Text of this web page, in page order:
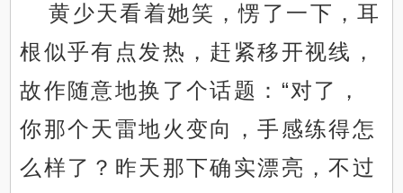
黄少天看着她笑，愣了一下，耳
根似乎有点发热，赶紧移开视线，
故作随意地换了个话题：“对了，
你那个天雷地火变向，手感练得怎
么样了？昨天那下确实漂亮，不过